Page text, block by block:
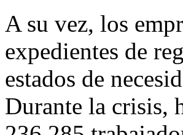
A su vez, los
expedientes de
estados de
Durante la crisis,